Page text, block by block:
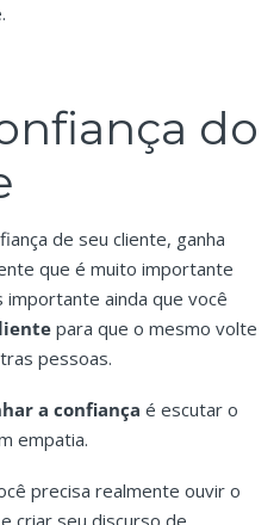
do
de seu cliente, ganha
que é muito importante
importante ainda que você
para que o mesmo volte
pessoas.
a confiança é escutar o
empatia.
precisa realmente ouvir o
criar seu discurso de